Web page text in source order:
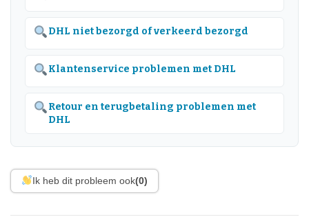
DHL niet bezorgd of verkeerd bezorgd
Klantenservice problemen met DHL
Retour en terugbetaling problemen met
DHL
Ik heb dit probleem ook(0)